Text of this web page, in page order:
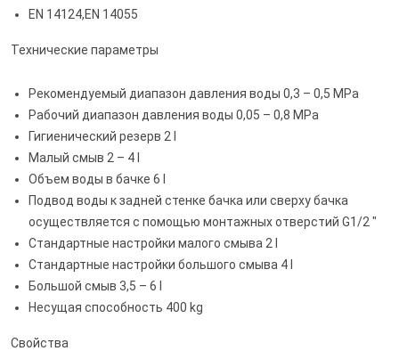
EN 14124,EN 14055
Технические параметры
Рекомендуемый диапазон давления воды 0,3 – 0,5 MPa
Рабочий диапазон давления воды 0,05 – 0,8 MPa
Гигиенический резерв 2 l
Малый смыв 2 – 4 l
Объем воды в бачке 6 l
Подвод воды к задней стенке бачка или сверху бачка
осуществляется с помощью монтажных отверстий G1/2 "
Стандартные настройки малого смыва 2 l
Стандартные настройки большого смыва 4 l
Большой смыв 3,5 – 6 l
Несущая способность 400 kg
Свойства